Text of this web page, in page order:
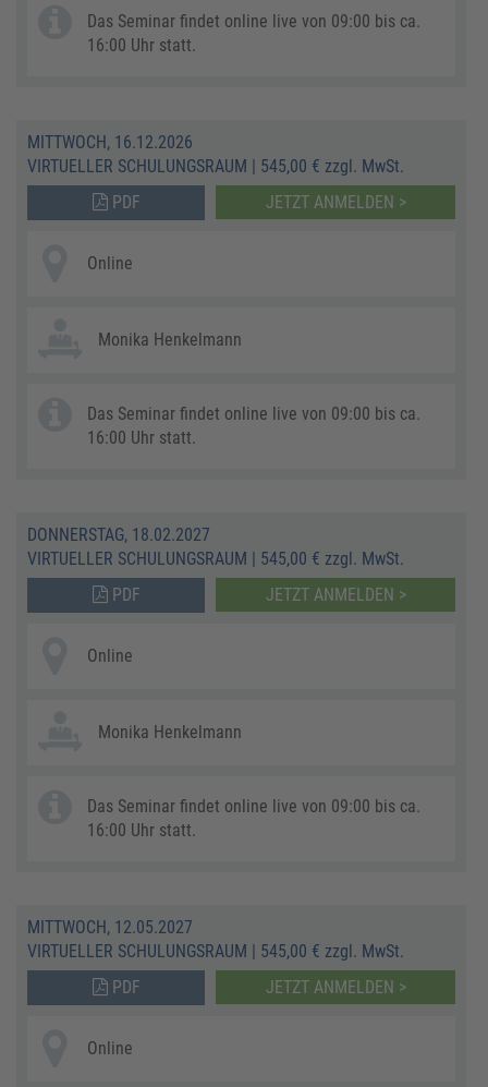
Das Seminar findet online live von 09:00 bis ca.
16:00 Uhr statt.
MITTWOCH, 16.12.2026
VIRTUELLER SCHULUNGSRAUM
545,00 € zzgl. MwSt.
PDF
JETZT ANMELDEN >
Online
Monika Henkelmann
Das Seminar findet online live von 09:00 bis ca.
16:00 Uhr statt.
DONNERSTAG, 18.02.2027
VIRTUELLER SCHULUNGSRAUM
545,00 € zzgl. MwSt.
PDF
JETZT ANMELDEN >
Online
Monika Henkelmann
Das Seminar findet online live von 09:00 bis ca.
16:00 Uhr statt.
MITTWOCH, 12.05.2027
VIRTUELLER SCHULUNGSRAUM
545,00 € zzgl. MwSt.
PDF
JETZT ANMELDEN >
Online